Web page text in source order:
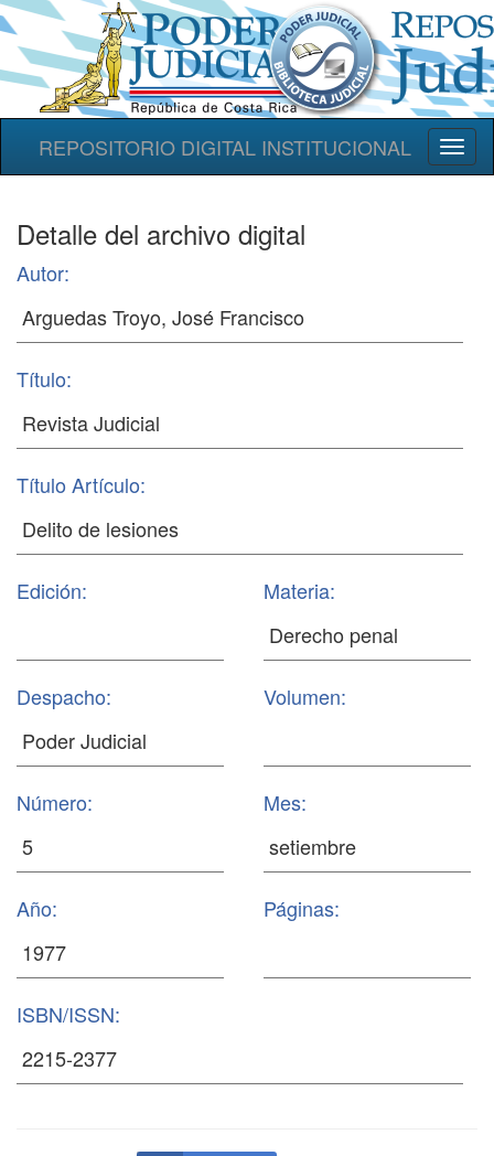
REPOSITORIO DIGITAL INSTITUCIONAL
Detalle del archivo digital
Autor:
Título:
Título Artículo:
Edición: Materia:
Despacho: Volumen:
Número: Mes:
Año: Páginas:
ISBN/ISSN: